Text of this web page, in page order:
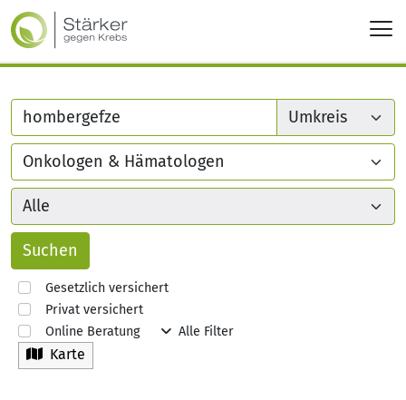
Gesetzlich versichert
Privat versichert
Online Beratung
Alle Filter
Karte